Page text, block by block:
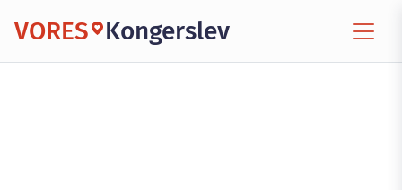
VORES Kongerslev